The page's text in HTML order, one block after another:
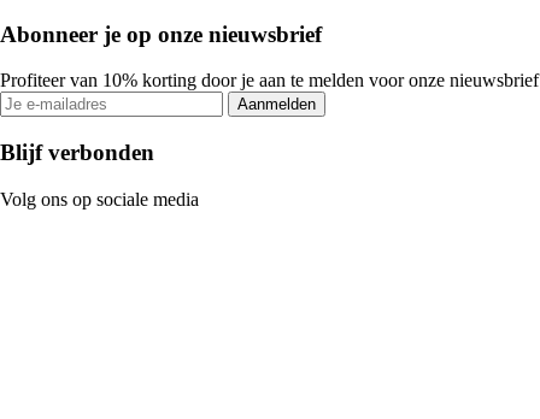
Abonneer je op onze nieuwsbrief
Profiteer van 10% korting door je aan te melden voor onze nieuwsbrief
Aanmelden
Blijf verbonden
Volg ons op sociale media